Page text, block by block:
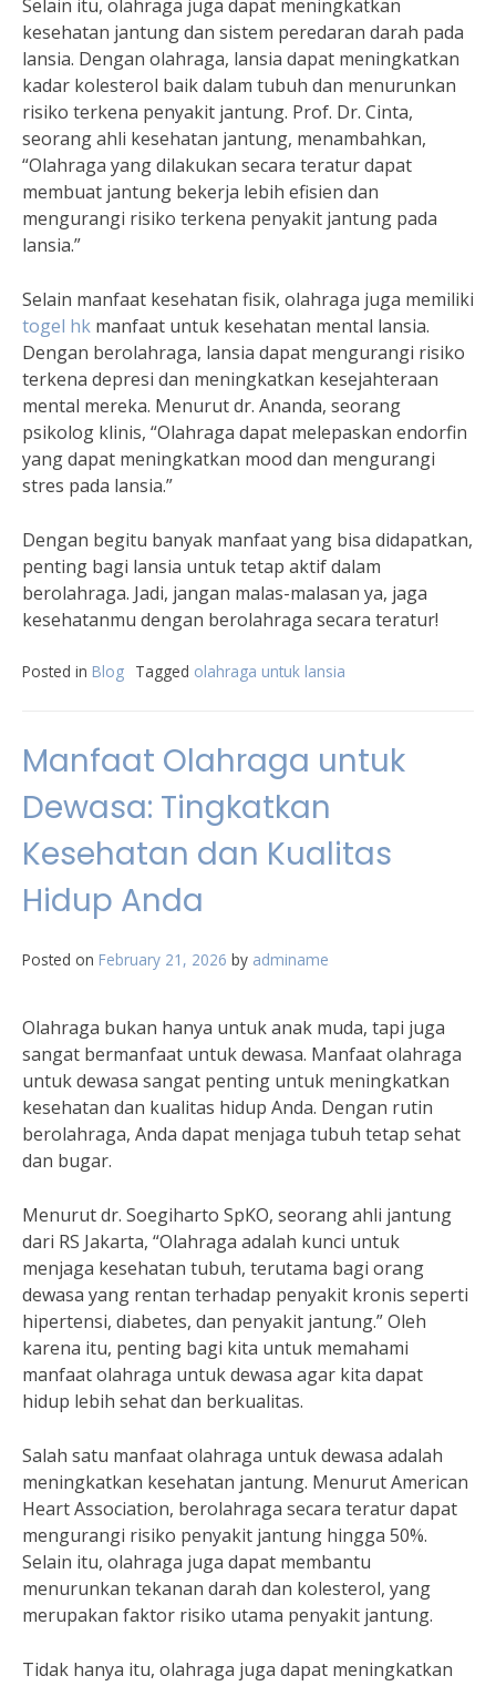
Selain itu, olahraga juga dapat meningkatkan
kesehatan jantung dan sistem peredaran darah pada
lansia. Dengan olahraga, lansia dapat meningkatkan
kadar kolesterol baik dalam tubuh dan menurunkan
risiko terkena penyakit jantung. Prof. Dr. Cinta,
seorang ahli kesehatan jantung, menambahkan,
“Olahraga yang dilakukan secara teratur dapat
membuat jantung bekerja lebih efisien dan
mengurangi risiko terkena penyakit jantung pada
lansia.”
Selain manfaat kesehatan fisik, olahraga juga memiliki
togel hk manfaat untuk kesehatan mental lansia.
Dengan berolahraga, lansia dapat mengurangi risiko
terkena depresi dan meningkatkan kesejahteraan
mental mereka. Menurut dr. Ananda, seorang
psikolog klinis, “Olahraga dapat melepaskan endorfin
yang dapat meningkatkan mood dan mengurangi
stres pada lansia.”
Dengan begitu banyak manfaat yang bisa didapatkan,
penting bagi lansia untuk tetap aktif dalam
berolahraga. Jadi, jangan malas-malasan ya, jaga
kesehatanmu dengan berolahraga secara teratur!
Posted in Blog Tagged olahraga untuk lansia
Manfaat Olahraga untuk
Dewasa: Tingkatkan
Kesehatan dan Kualitas
Hidup Anda
Posted on February 21, 2026 by adminame
Olahraga bukan hanya untuk anak muda, tapi juga
sangat bermanfaat untuk dewasa. Manfaat olahraga
untuk dewasa sangat penting untuk meningkatkan
kesehatan dan kualitas hidup Anda. Dengan rutin
berolahraga, Anda dapat menjaga tubuh tetap sehat
dan bugar.
Menurut dr. Soegiharto SpKO, seorang ahli jantung
dari RS Jakarta, “Olahraga adalah kunci untuk
menjaga kesehatan tubuh, terutama bagi orang
dewasa yang rentan terhadap penyakit kronis seperti
hipertensi, diabetes, dan penyakit jantung.” Oleh
karena itu, penting bagi kita untuk memahami
manfaat olahraga untuk dewasa agar kita dapat
hidup lebih sehat dan berkualitas.
Salah satu manfaat olahraga untuk dewasa adalah
meningkatkan kesehatan jantung. Menurut American
Heart Association, berolahraga secara teratur dapat
mengurangi risiko penyakit jantung hingga 50%.
Selain itu, olahraga juga dapat membantu
menurunkan tekanan darah dan kolesterol, yang
merupakan faktor risiko utama penyakit jantung.
Tidak hanya itu, olahraga juga dapat meningkatkan